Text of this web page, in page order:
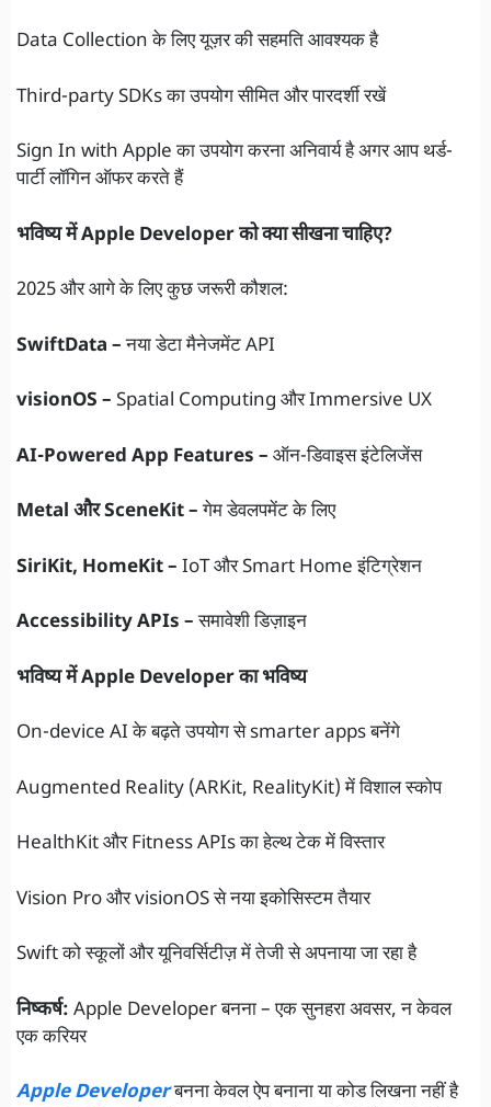
Data Collection के लिए यूज़र की सहमति आवश्यक है
Third-party SDKs का उपयोग सीमित और पारदर्शी रखें
Sign In with Apple का उपयोग करना अनिवार्य है अगर आप थर्ड-
पार्टी लॉगिन ऑफर करते हैं
भविष्य में Apple Developer को क्या सीखना चाहिए?
2025 और आगे के लिए कुछ जरूरी कौशल:
SwiftData –नया डेटा मैनेजमेंट API
visionOS – Spatial Computing और Immersive UX
AI-Powered App Features – ऑन-डिवाइस इंटेलिजेंस
Metal और SceneKit –गेम डेवलपमेंट के लिए
SiriKit, HomeKit – IoT और Smart Home इंटिग्रेशन
Accessibility APIs –समावेशी डिज़ाइन
भविष्य में Apple Developer का भविष्य
On-device AI के बढ़ते उपयोग से smarter apps बनेंगे
Augmented Reality (ARKit, RealityKit) में विशाल स्कोप
HealthKit और Fitness APIs का हेल्थ टेक में विस्तार
Vision Pro और visionOS से नया इकोसिस्टम तैयार
Swift को स्कूलों और यूनिवर्सिटीज़ में तेजी से अपनाया जा रहा है
निष्कर्ष: Apple Developer बनना – एक सुनहरा अवसर, न केवल
एक करियर
Apple Developerबनना केवल ऐप बनाना या कोड लिखना नहीं है